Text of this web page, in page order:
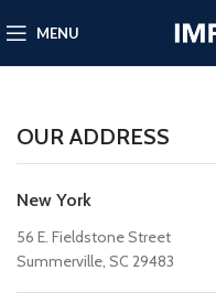
MENU
OUR ADDRESS
New York
56 E. Fieldstone Street
Summerville, SC 29483